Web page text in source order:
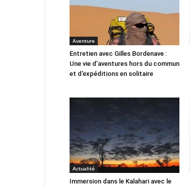
Aventure
Entretien avec Gilles Bordenave :
Une vie d’aventures hors du commun
et d’expéditions en solitaire
Actualité
Immersion dans le Kalahari avec le